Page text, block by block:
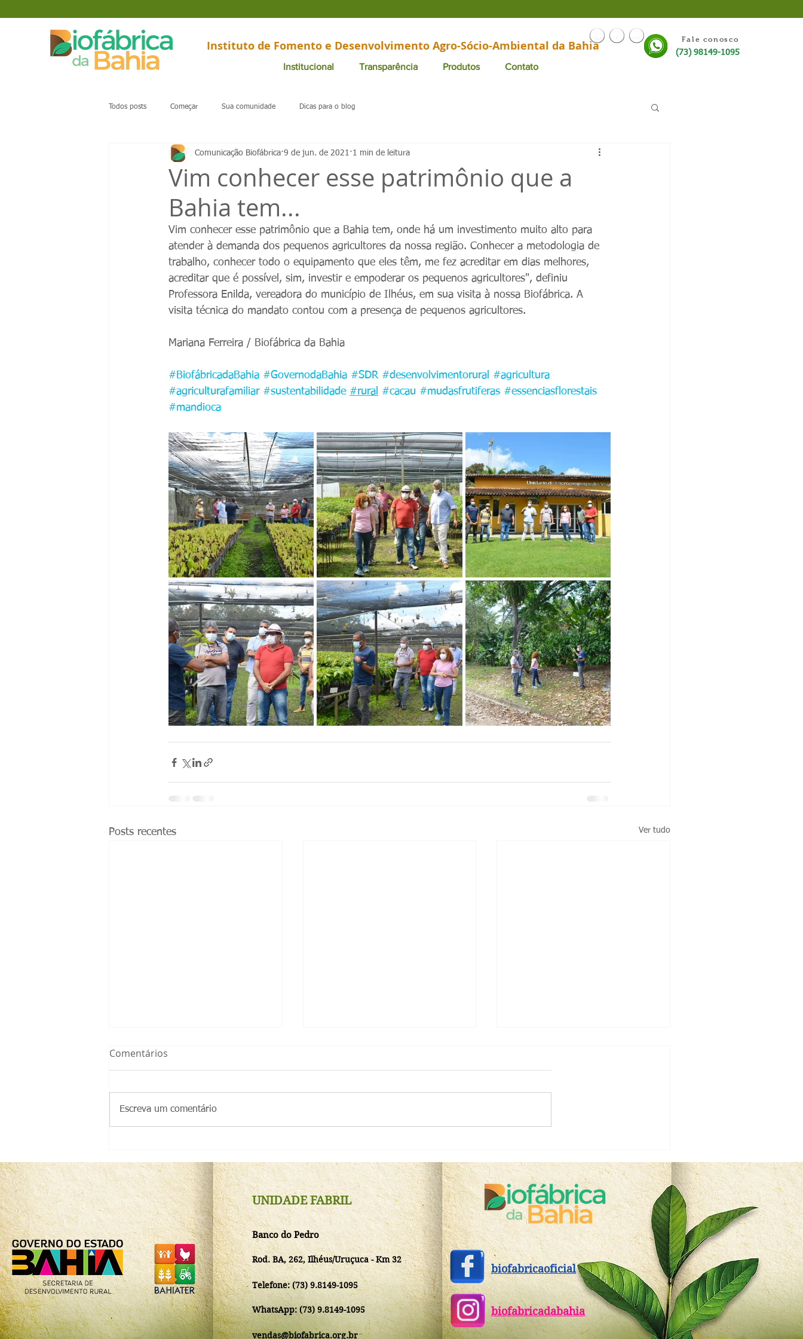
Fale conosco
(73) 98149-1095
Instituto de Fomento e Desenvolvimento Agro-Sócio-Ambiental da Bahia
Institucional Transparência Produtos Contato
Todos posts Começar Sua comunidade Dicas para o blog
Vim conhecer esse patrimônio que a
Bahia tem...
Comunicação Biofábrica 9 de jun. de 2021 1 min de leitura
Vim conhecer esse patrimônio que a Bahia tem, onde há um investimento muito alto para
atender à demanda dos pequenos agricultores da nossa região. Conhecer a metodologia de
trabalho, conhecer todo o equipamento que eles têm, me fez acreditar em dias melhores,
acreditar que é possível, sim, investir e empoderar os pequenos agricultores", definiu
Professora Enilda, vereadora do município de Ilhéus, em sua visita à nossa Biofábrica. A
visita técnica do mandato contou com a presença de pequenos agricultores.
Mariana Ferreira / Biofábrica da Bahia
#BiofábricadaBahia #GovernodaBahia #SDR #desenvolvimentorural
#agricultura
#agriculturafamiliar #sustentabilidade #rural #cacau #mudasfrutiferas #essenciasflorestais
#mandioca
Posts recentes Ver tudo
abre capacitação técnica em
Produção de Mudas de
Cacau
#MissãoTransformaçãoBiofábrica
reuniu instituições parceiras e
selou novo momento do Instituto
Biofábrica da Bahia,
apresentando o evento
CacauSul26
Instituto Biofábrica da Bahia
de mãos dadas em nova
fase
Comentários
Escreva um comentário
UNIDADE FABRIL
Banco do Pedro
Rod. BA, 262, Ilhéus/Uruçuca - Km 32
Telefone: (73) 9.8149-1095
WhatsApp: (73) 9.8149-1095
biofabricaoficial
biofabricadabahia
vendas@biofabrica.org.br